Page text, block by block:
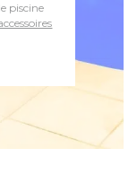
piscine